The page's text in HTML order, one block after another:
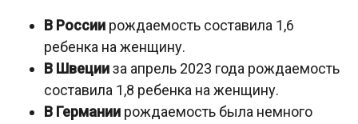
В России рождаемость составила 1,6
ребенка на женщину.
В Швецииза апрель 2023 года рождаемость
составила 1,8 ребенка на женщину.
В Германии рождаемость была немного